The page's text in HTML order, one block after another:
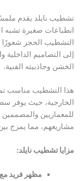
تشطيب نايلد يقدم
انطباعات صغيرة تشبه
التشطيب الحجر شعورًا
إلى التصاميم
الخشن وجاذبيته الفنية.
هذا التشطيب مناسب
الخارجية، حيث يوفر
للمعماريين
مشاريعهم، مما يمزج بين
مزايا تشطيب نايلد:
مظهر فريد